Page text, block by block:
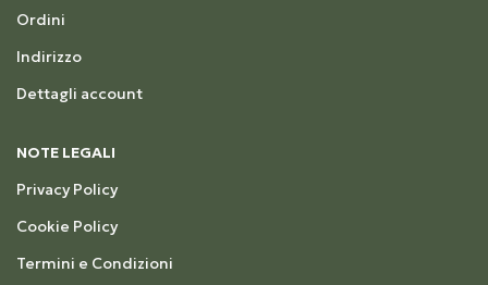
Ordini
Indirizzo
Dettagli account
NOTE LEGALI
Privacy Policy
Cookie Policy
Termini e Condizioni